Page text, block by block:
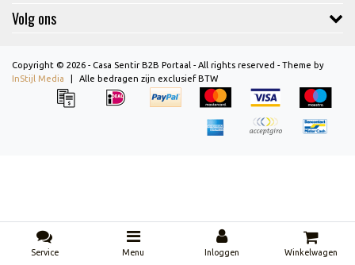
Volg ons
Copyright © 2026 - Casa Sentir B2B Portaal - All rights reserved - Theme by
InStijl Media
Alle bedragen zijn exclusief BTW
Service Menu Inloggen Winkelwagen